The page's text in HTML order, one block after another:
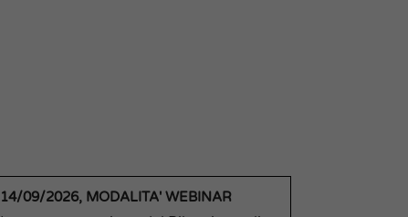
14/09/2026, MODALITA' WEBINAR